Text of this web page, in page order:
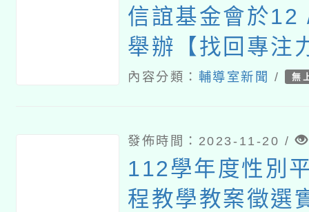
信誼基金會於
舉辦【找回專注
專心學習！】免
課程，免費報名
內容分類： 輔導室新聞 / 無
發佈時間：2023-11-20 /
112學年度性別
程教學教案徵選